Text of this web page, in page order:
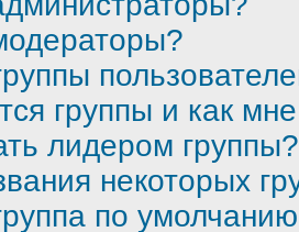
группы и как
лидером группы?
некоторых
по